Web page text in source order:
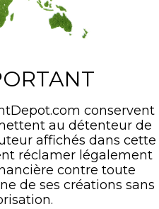
conservent
au détenteur de
affichés dans cette
réclamer légalement
contre toute
de ses créations sans